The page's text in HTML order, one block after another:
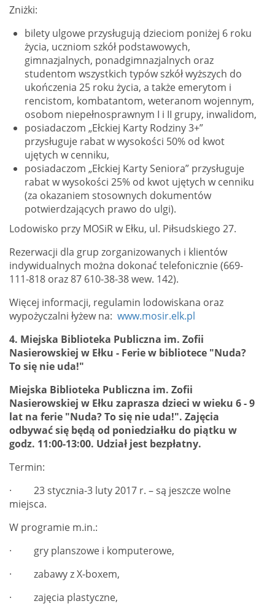
Zniżki:
bilety ulgowe przysługują dzieciom poniżej 6 roku
życia, uczniom szkół podstawowych,
gimnazjalnych, ponadgimnazjalnych oraz
studentom wszystkich typów szkół wyższych do
ukończenia 25 roku życia, a także emerytom i
rencistom, kombatantom, weteranom wojennym,
osobom niepełnosprawnym I i II grupy, inwalidom,
posiadaczom „Ełckiej Karty Rodziny 3+”
przysługuje rabat w wysokości 50% od kwot
ujętych w cenniku,
posiadaczom „Ełckiej Karty Seniora” przysługuje
rabat w wysokości 25% od kwot ujętych w cenniku
(za okazaniem stosownych dokumentów
potwierdzających prawo do ulgi).
Lodowisko przy MOSiR w Ełku, ul. Piłsudskiego 27.
Rezerwacji dla grup zorganizowanych i klientów
indywidualnych można dokonać telefonicznie (669-
111-818 oraz 87 610-38-38 wew. 142).
Więcej informacji, regulamin lodowiskana oraz
wypożyczalni łyżew na: www.mosir.elk.pl
4. Miejska Biblioteka Publiczna im. Zofii
Nasierowskiej w Ełku - Ferie w bibliotece "Nuda?
To się nie uda!"
Miejska Biblioteka Publiczna im. Zofii
Nasierowskiej w Ełku zaprasza dzieci w wieku 6 - 9
lat na ferie "Nuda? To się nie uda!". Zajęcia
odbywać się będą od poniedziałku do piątku w
godz. 11:00-13:00. Udział jest bezpłatny.
Termin:
· 23 stycznia-3 luty 2017 r. – są jeszcze wolne
miejsca.
W programie m.in.:
· gry planszowe i komputerowe,
· zabawy z X-boxem,
· zajęcia plastyczne,